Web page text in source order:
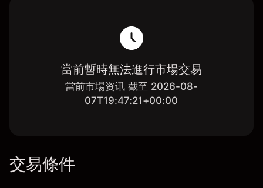
當前暫時無法進行市場交易
當前市場资讯 截至 2026-08-
07T19:47:21+00:00
交易條件